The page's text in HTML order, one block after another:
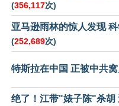
(356,117次)
亚马逊雨林的惊人发现
(252,689次)
特斯拉在中国 正被中共
绝了！江带"婊子陈"杀胡